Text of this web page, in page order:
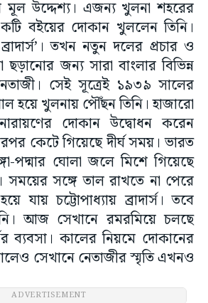
মূল উদ্দেশ্য। এজন্য খুলনা শহরের
বইয়ের দোকান খুললেন তিনি।
তখন নতুন দলের প্রচার ও
ছড়ানোর জন্য সারা বাংলার বিভিন্ন
সেই সূত্রেই ১৯৩৯ সালের
হয়ে খুলনায় পৌঁছন তিনি। হাজারো
দোকান উদ্বোধন করেন
কেটে গিয়েছে দীর্ঘ সময়। ভারত
পদ্মার ঘোলা জলে মিশে গিয়েছে
সময়ের সঙ্গে তাল রাখতে না পেরে
যায় চট্টোপাধ্যায় ব্রাদার্স। তবে
আজ সেখানে রমরমিয়ে চলছে
ব্যবসা। কালের নিয়মে দোকানের
সেখানে নেতাজীর স্মৃতি এখনও
ADVERTISEMENT